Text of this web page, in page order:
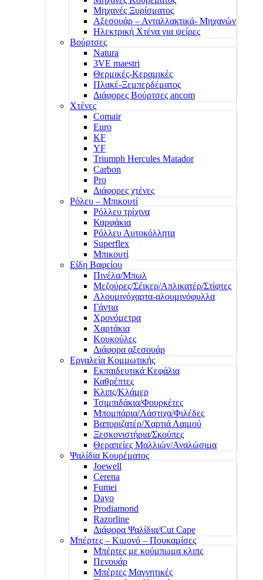
Μηχανές Ξυρίσματος
Αξεσουάρ – Ανταλλακτικά- Μηχανών
Ηλεκτρική Χτένα για ψείρες
Βούρτσες
Natura
3VE maestri
Θερμικές-Κεραμικές
Πλακέ-Ξεμπερδέματος
Διάφορες Βούρτσες ancom
Χτένες
Comair
Euro
KF
YF
Triumph Hercules Matador
Carbon
Pro
Διάφορες χτένες
Ρόλευ – Μπικουτί
Ρόλλευ τρίχινα
Καρφάκια
Ρόλλευ Αυτοκόλλητα
Superflex
Μπικουτί
Είδη Βαφείου
Πινέλα/Μπωλ
Μεζούρες/Σέικερ/Απλικατέρ/Στίφτες
Αλουμινόχαρτα-αλουμινόφυλλα
Γάντια
Χρονόμετρα
Χαρτάκια
Κουκούλες
Διάφορα αξεσουάρ
Εργαλεία Κομμωτικής
Εκπαιδευτικά Κεφάλια
Καθρέπτες
Κλιπς/Κλάμερ
Τσιμπιδάκια/Φουρκέτες
Μπομπάρια/Λάστιχα/Φιλέδες
Βαποριζατέρ/Χαρτιά Λαιμού
Ξεσκονιστήρια/Σκούπες
Θεραπείες Μαλλιών/Αναλώσιμα
Ψαλίδια Κουρέματος
Joewell
Cerena
Fumei
Dayo
Prodiamond
Razorline
Διάφορα Ψαλίδια/Cut Cape
Μπέρτες – Κιμονό – Πουκαμίσες
Μπέρτες με κούμπωμα κλιπς
Πενουάρ
Μπέρτες Μαγνητικές